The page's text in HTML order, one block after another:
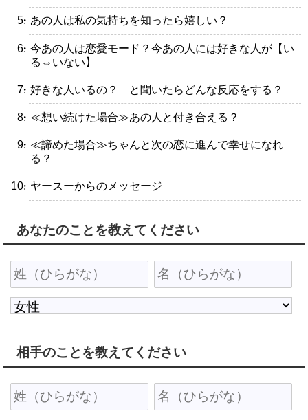
・あの人は私の気持ちを知ったら嬉しい？
・今あの人は恋愛モード？今あの人には好きな人が【い
る⇔いない】
・好きな人いるの？ と聞いたらどんな反応をする？
・≪想い続けた場合≫あの人と付き合える？
・≪諦めた場合≫ちゃんと次の恋に進んで幸せになれ
る？
・ヤースーからのメッセージ
あなたのことを教えてください
相手のことを教えてください